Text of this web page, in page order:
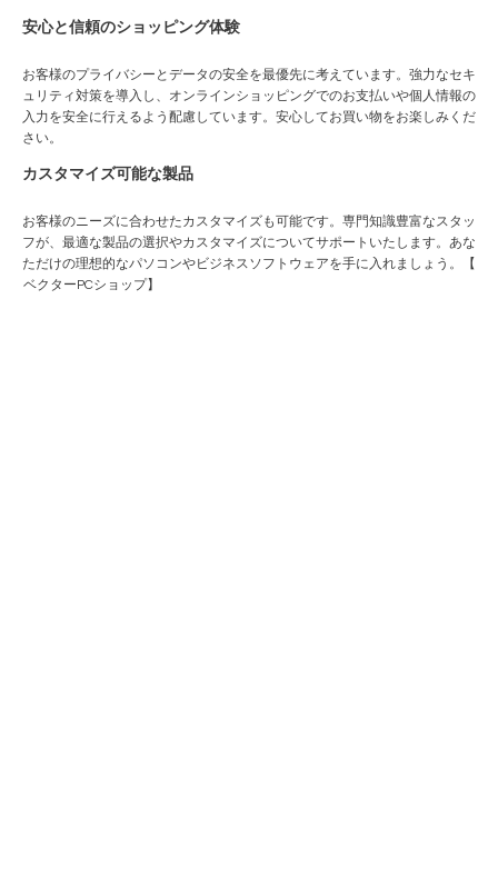
安心と信頼のショッピング体験
お客様のプライバシーとデータの安全を最優先に考えています。強力なセキ
ュリティ対策を導入し、オンラインショッピングでのお支払いや個人情報の
入力を安全に行えるよう配慮しています。安心してお買い物をお楽しみくだ
さい。
カスタマイズ可能な製品
お客様のニーズに合わせたカスタマイズも可能です。専門知識豊富なスタッ
フが、最適な製品の選択やカスタマイズについてサポートいたします。あな
ただけの理想的なパソコンやビジネスソフトウェアを手に入れましょう。【
ベクターPCショップ】